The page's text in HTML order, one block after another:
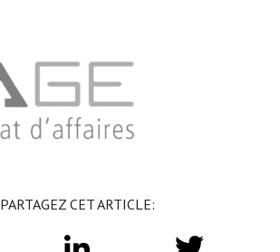
PARTAGEZ CET ARTICLE: